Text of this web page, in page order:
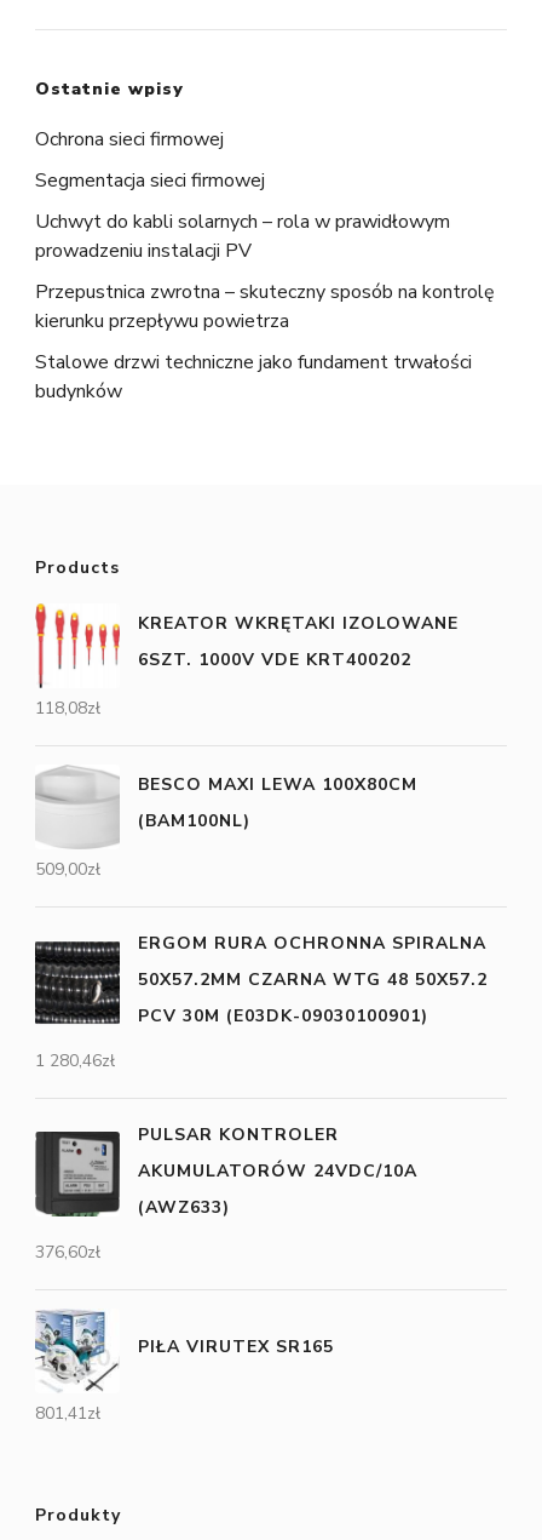
Ostatnie wpisy
Ochrona sieci firmowej
Segmentacja sieci firmowej
Uchwyt do kabli solarnych – rola w prawidłowym
prowadzeniu instalacji PV
Przepustnica zwrotna – skuteczny sposób na kontrolę
kierunku przepływu powietrza
Stalowe drzwi techniczne jako fundament trwałości
budynków
Products
KREATOR WKRĘTAKI IZOLOWANE
6SZT. 1000V VDE KRT400202
118,08zł
BESCO MAXI LEWA 100X80CM
(BAM100NL)
509,00zł
ERGOM RURA OCHRONNA SPIRALNA
50X57.2MM CZARNA WTG 48 50X57.2
PCV 30M (E03DK-09030100901)
1 280,46zł
PULSAR KONTROLER
AKUMULATORÓW 24VDC/10A
(AWZ633)
376,60zł
PIŁA VIRUTEX SR165
801,41zł
Produkty